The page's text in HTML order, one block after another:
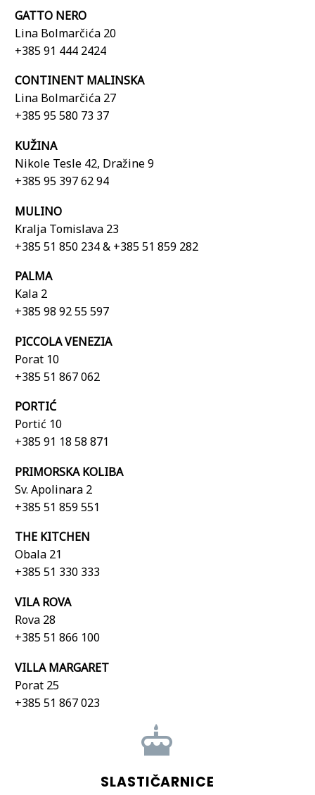
GATTO NERO
Lina Bolmarčića 20
+385 91 444 2424
CONTINENT MALINSKA
Lina Bolmarčića 27
+385 95 580 73 37
KUŽINA
Nikole Tesle 42, Dražine 9
+385 95 397 62 94
MULINO
Kralja Tomislava 23
+385 51 850 234 & +385 51 859 282
PALMA
Kala 2
+385 98 92 55 597
PICCOLA VENEZIA
Porat 10
+385 51 867 062
PORTIĆ
Portić 10
+385 91 18 58 871
PRIMORSKA KOLIBA
Sv. Apolinara 2
+385 51 859 551
THE KITCHEN
Obala 21
+385 51 330 333
VILA ROVA
Rova 28
+385 51 866 100
VILLA MARGARET
Porat 25
+385 51 867 023


SLASTIČARNICE